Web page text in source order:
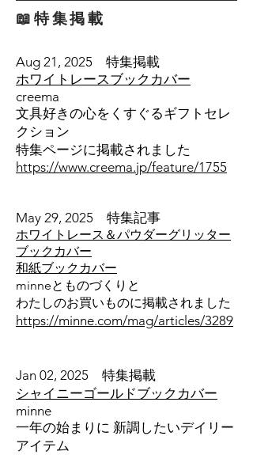
📖特集掲載
Aug 21, 2025 特集掲載
ホワイトレースブックカバー
creema
文具好きの心をくすぐるギフトセレ
クション
特集ページに掲載されました
https://www.creema.jp/feature/1755
May 29, 2025 特集記事
ホワイトレース＆パウダーグリッター
ブックカバー
​和紙ブックカバー
minneとものづくりと
わたしのお買いものに掲載されました
https://minne.com/mag/articles/3289
Jan 02, 2025 特集掲載
シャイニーゴールドブックカバー
minne
一年の始まりに 新調したいデイリー
アイテム